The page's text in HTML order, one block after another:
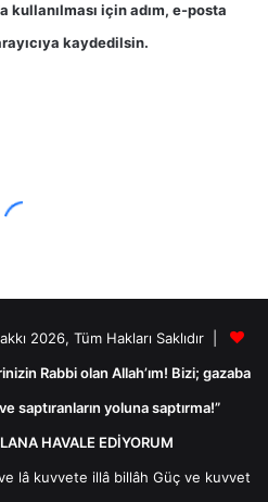
kullanılması için adım, e-posta
kaydedilsin.
2026, Tüm Hakları Saklıdır |
Rabbi olan Allah’ım! Bizi; gazaba
saptıranların yoluna saptırma!”
HAVALE EDİYORUM